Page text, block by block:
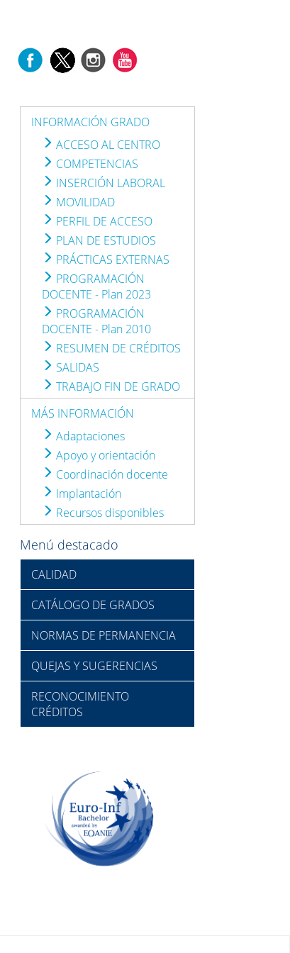
INFORMACIÓN GRADO
ACCESO AL CENTRO
COMPETENCIAS
INSERCIÓN LABORAL
MOVILIDAD
PERFIL DE ACCESO
PLAN DE ESTUDIOS
PRÁCTICAS EXTERNAS
PROGRAMACIÓN
DOCENTE - Plan 2023
PROGRAMACIÓN
DOCENTE - Plan 2010
RESUMEN DE CRÉDITOS
SALIDAS
TRABAJO FIN DE GRADO
MÁS INFORMACIÓN
Adaptaciones
Apoyo y orientación
Coordinación docente
Implantación
Recursos disponibles
Menú destacado
CALIDAD
CATÁLOGO DE GRADOS
NORMAS DE PERMANENCIA
QUEJAS Y SUGERENCIAS
RECONOCIMIENTO
CRÉDITOS